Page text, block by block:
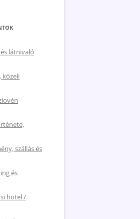
látnivaló
közeli
szállás és
és
hotel /